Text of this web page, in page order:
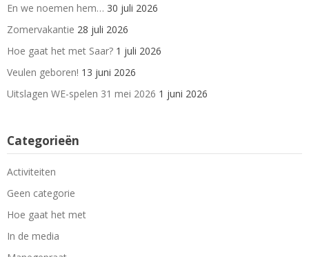
En we noemen hem… 30 juli 2026
Zomervakantie 28 juli 2026
Hoe gaat het met Saar? 1 juli 2026
Veulen geboren! 13 juni 2026
Uitslagen WE-spelen 31 mei 2026 1 juni 2026
Categorieën
Activiteiten
Geen categorie
Hoe gaat het met
In de media